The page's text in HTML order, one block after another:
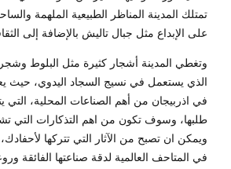
تمتلك المدينة المناظر الطبيعية الملهمة
على الإبداع مثل جبال تاليش بالإضافة إلى
وتغطي المدينة أشجار كثيرة مثل البلوط
الذي يستعمل في نسيج السجاد اليدوي، حيث
في اذربيجان من أهم الصناعات المحلية، التي
طلبها، وسوف تكون من اهم التذكارات التي
ويمكن ان تصبح من الآثار التي تتركها
في المتاحف العالمية لدقة صناعتها الفائقة